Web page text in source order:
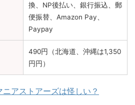
換、NP後払い、銀行振込、郵
便振替、Amazon Pay、
Paypay
490円（北海道、沖縄は1,350
円円）
ニアストアーズは怪しい？